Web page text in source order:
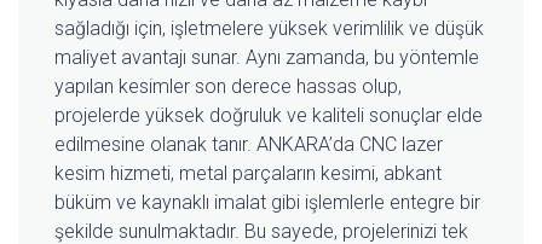
sağladığı için, işletmelere yüksek verimlilik ve düşük
maliyet avantajı sunar. Aynı zamanda, bu yöntemle
yapılan kesimler son derece hassas olup,
projelerde yüksek doğruluk ve kaliteli sonuçlar elde
edilmesine olanak tanır. ANKARA’da CNC lazer
kesim hizmeti, metal parçaların kesimi, abkant
büküm ve kaynaklı imalat gibi işlemlerle entegre bir
şekilde sunulmaktadır. Bu sayede, projelerinizi tek